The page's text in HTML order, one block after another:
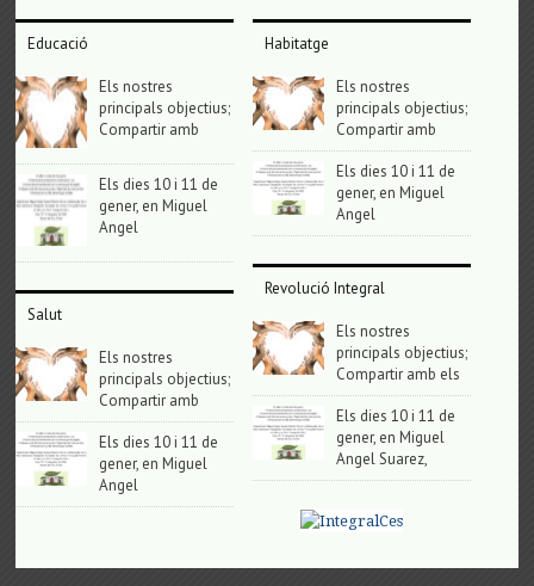
Educació
Els nostres
principals objectius;
Compartir amb
Els dies 10 i 11 de
gener, en Miguel
Angel
Salut
Els nostres
principals objectius;
Compartir amb
Els dies 10 i 11 de
gener, en Miguel
Angel
Habitatge
Els nostres
principals objectius;
Compartir amb
Els dies 10 i 11 de
gener, en Miguel
Angel
Revolució Integral
Els nostres
principals objectius;
Compartir amb els
Els dies 10 i 11 de
gener, en Miguel
Angel Suarez,